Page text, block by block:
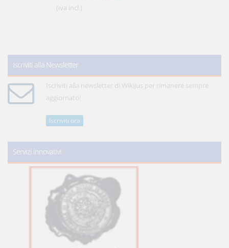
(iva incl.)
Iscriviti alla Newsletter
Iscriviti alla newsletter di WikiJus per rimanere sempre
aggiornato!
Iscriviti ora
Servizi innovativi